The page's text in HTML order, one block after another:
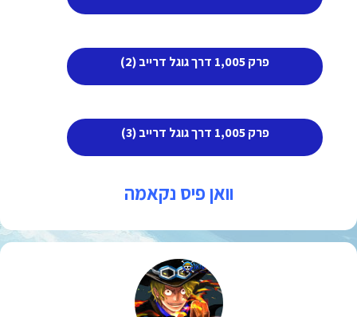
פרק 1,005 דרך גוגל דרייב (2)
פרק 1,005 דרך גוגל דרייב (3)
וואן פיס נקאמה